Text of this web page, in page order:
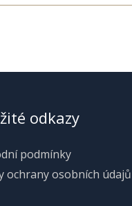
odkazy
podmínky
ochrany osobních údajů